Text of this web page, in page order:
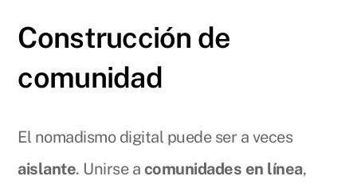
Construcción de
comunidad
El nomadismo digital puede ser a veces
aislante. Unirse a comunidades en línea,